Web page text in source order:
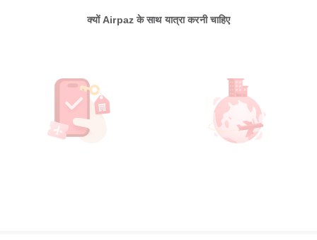
क्यों Airpaz के साथ यात्रा करनी चाहिए